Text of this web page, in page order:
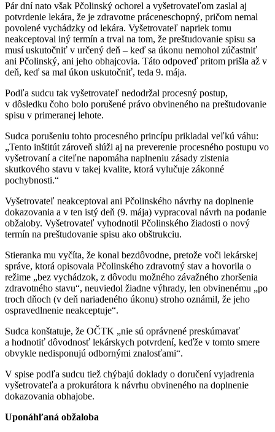
Pár dní nato však Pčolinský ochorel a vyšetrovateľom zaslal aj
potvrdenie lekára, že je zdravotne práceneschopný, pričom nemal
povolené vychádzky od lekára. Vyšetrovateľ napriek tomu
neakceptoval iný termín a trval na tom, že preštudovanie spisu sa
musí uskutočniť v určený deň – keď sa úkonu nemohol zúčastniť
ani Pčolinský, ani jeho obhajcovia. Táto odpoveď pritom prišla až v
deň, keď sa mal úkon uskutočniť, teda 9. mája.
Podľa sudcu tak vyšetrovateľ nedodržal procesný postup,
v dôsledku čoho bolo porušené právo obvineného na preštudovanie
spisu v primeranej lehote.
Sudca porušeniu tohto procesného princípu prikladal veľkú váhu:
„Tento inštitút zároveň slúži aj na preverenie procesného postupu vo
vyšetrovaní a citeľne napomáha naplneniu zásady zistenia
skutkového stavu v takej kvalite, ktorá vylučuje zákonné
pochybnosti.“
Vyšetrovateľ neakceptoval ani Pčolinského návrhy na doplnenie
dokazovania a v ten istý deň (9. mája) vypracoval návrh na podanie
obžaloby. Vyšetrovateľ vyhodnotil Pčolinského žiadosti o nový
termín na preštudovanie spisu ako obštrukciu.
Stieranka mu vyčíta, že konal bezdôvodne, pretože voči lekárskej
správe, ktorá opisovala Pčolinského zdravotný stav a hovorila o
režime „bez vychádzok, z dôvodu možného závažného zhoršenia
zdravotného stavu“, neuviedol žiadne výhrady, len obvinenému „po
troch dňoch (v deň nariadeného úkonu) stroho oznámil, že jeho
ospravedlnenie neakceptuje“.
Sudca konštatuje, že OČTK „nie sú oprávnené preskúmavať
a hodnotiť dôvodnosť lekárskych potvrdení, keďže v tomto smere
obvykle nedisponujú odbornými znalosťami“.
V spise podľa sudcu tiež chýbajú doklady o doručení vyjadrenia
vyšetrovateľa a prokurátora k návrhu obvineného na doplnenie
dokazovania obhajobe.
Uponáhľaná obžaloba